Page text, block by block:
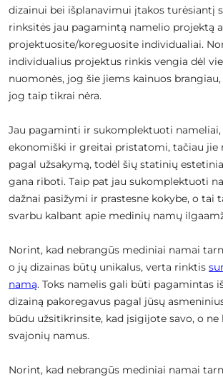
dizainui bei išplanavimui įtakos turėsiantį
rinksitės jau pagamintą namelio projektą
projektuosite/koreguosite individualiai.
individualius projektus rinkis vengia dėl
nuomonės, jog šie jiems kainuos
jog taip tikrai nėra.
Jau pagaminti ir sukomplektuoti nameliai,
ekonomiški ir greitai pristatomi, tačiau jie
pagal užsakymą, todėl šių statinių
gana riboti. Taip pat jau sukomplektuoti
dažnai pasižymi ir prastesne kokybe, o tai
svarbu kalbant apie medinių namų
Norint, kad nebrangūs mediniai namai
o jų dizainas būtų unikalus, verta rinktis
namą. Toks namelis gali būti pagamintas
dizainą pakoregavus pagal jūsų
būdu užsitikrinsite, kad įsigijote savo, o ne
svajonių namus.
Norint, kad nebrangūs mediniai namai